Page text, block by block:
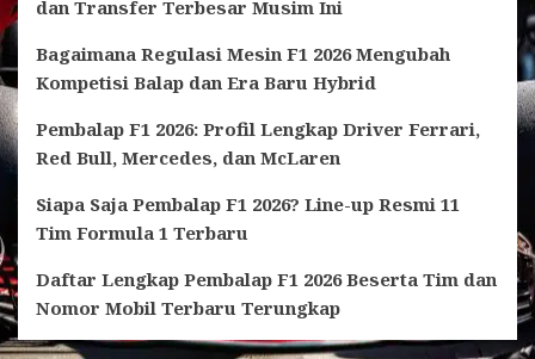
dan Transfer Terbesar Musim Ini
Bagaimana Regulasi Mesin F1 2026 Mengubah
Kompetisi Balap dan Era Baru Hybrid
Pembalap F1 2026: Profil Lengkap Driver Ferrari,
Red Bull, Mercedes, dan McLaren
Siapa Saja Pembalap F1 2026? Line-up Resmi 11
Tim Formula 1 Terbaru
Daftar Lengkap Pembalap F1 2026 Beserta Tim dan
Nomor Mobil Terbaru Terungkap